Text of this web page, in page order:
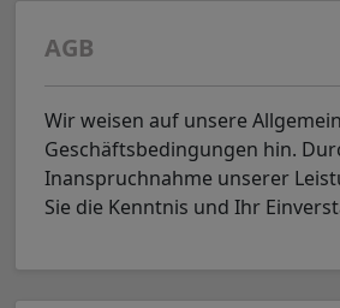
AGB
Wir weisen auf unsere
Geschäftsbedingungen hin.
Inanspruchnahme unserer
Sie die Kenntnis und Ihr